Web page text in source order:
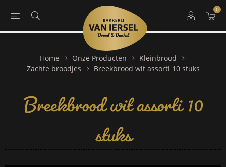
0
Home Onze Producten
Kleinbrood
Zachte broodjes
Breekbrood wit assorti 10 stuks
Breekbrood wit assorti 10
stuks